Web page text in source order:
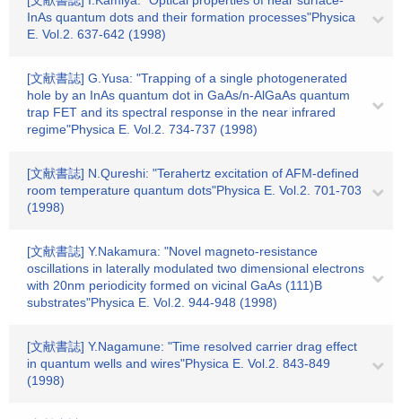
InAs quantum dots and their formation processes"Physica
E. Vol.2. 637-642 (1998)
[文献書誌] G.Yusa: "Trapping of a single photogenerated
hole by an InAs quantum dot in GaAs/n-AlGaAs quantum
trap FET and its spectral response in the near infrared
regime"Physica E. Vol.2. 734-737 (1998)
[文献書誌] N.Qureshi: "Terahertz excitation of AFM-defined
room temperature quantum dots"Physica E. Vol.2. 701-703
(1998)
[文献書誌] Y.Nakamura: "Novel magneto-resistance
oscillations in laterally modulated two dimensional electrons
with 20nm periodicity formed on vicinal GaAs (111)B
substrates"Physica E. Vol.2. 944-948 (1998)
[文献書誌] Y.Nagamune: "Time resolved carrier drag effect
in quantum wells and wires"Physica E. Vol.2. 843-849
(1998)